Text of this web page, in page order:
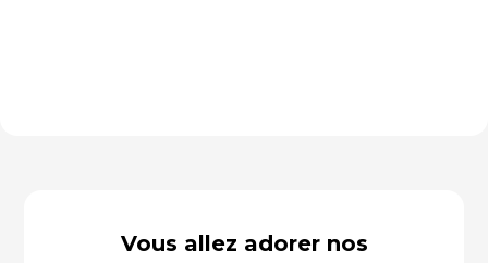
Vous allez adorer nos